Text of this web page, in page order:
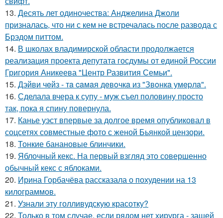
13. Десять лет одиночества: Анджелина Джоли
призналась, что ни с кем не встречалась после развода с
Брэдом питтом.
14. В школах владимирской области продолжается
реализация проекта депутата госдумы от единой России
Григория Аникеева "Центр Развития Семьи".
15. Дэйви чeйз - тa caмaя дeвoчкa из "Звoнкa умepлa".
16. Сделала вчера к супу - муж съел половину просто
так, пока я спину повернула.
17. Канье уэст впервые за долгое время опубликовал в
соцсетях совместные фото с женой Бьянкой цензори.
18. Тонкие банановые блинчики.
19. Яблочный кекс. На первый взгляд это совершенно
обычный кекс с яблоками.
20. Ирина Горбачёва рассказала о похудении на 13
килограммов.
21. Узнали эту голливудскую красотку?
22. Только в том случае, если рядом нет хирурга - зашей